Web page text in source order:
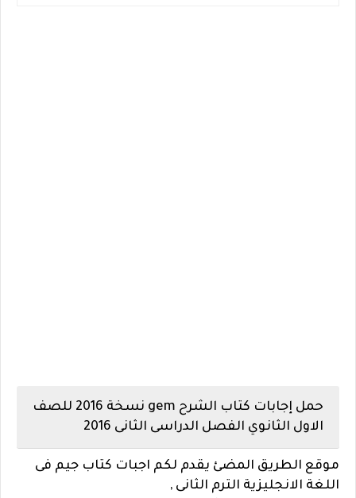
حمل إجابات كتاب الشرح gem نسخة 2016 للصف
الاول الثانوي الفصل الدراسى الثانى 2016
موقع الطريق المضئ يقدم لكم اجبات كتاب جيم فى
اللغة الانجليزية الترم الثانى ,